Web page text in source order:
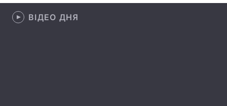
Здоров'я
ВІДЕО ДНЯ